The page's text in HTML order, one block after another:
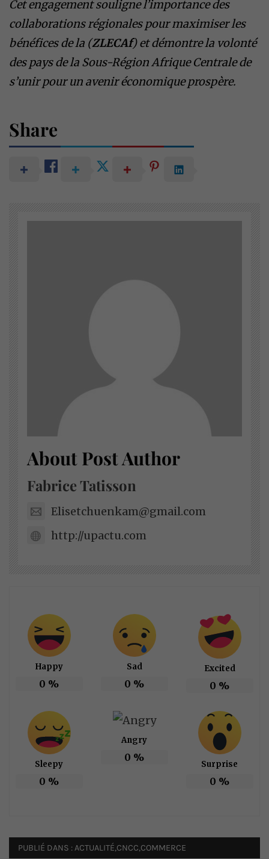
Cet engagement souligne l’importance des
collaborations régionales pour maximiser les
bénéfices de la (ZLECAf) et démontre la volonté
des pays de la Sous-Région Afrique Centrale de
s’unir pour un avenir économique prospère.
Share
About Post Author
Fabrice Tatisson
Elisetchuenkam@gmail.com
http://upactu.com
Happy
0 %
Sad
0 %
Excited
0 %
Sleepy
0 %
Angry
0 %
Surprise
0 %
PUBLIÉ DANS :ACTUALITÉ,CNCC,COMMERCE